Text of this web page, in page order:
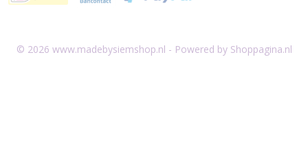
© 2026 www.madebysiemshop.nl - Powered by Shoppagina.nl